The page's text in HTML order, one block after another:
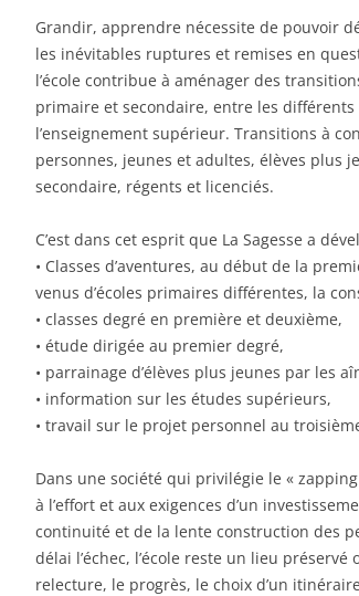
Grandir, apprendre nécessite de pouvoir
les inévitables ruptures et remises en
l’école contribue à aménager des
primaire et secondaire, entre les
l’enseignement supérieur. Transitions à
personnes, jeunes et adultes, élèves plus
secondaire, régents et licenciés.
C’est dans cet esprit que La Sagesse a
• Classes d’aventures, au début de la
venus d’écoles primaires différentes, la
• classes degré en première et deuxième,
• étude dirigée au premier degré,
• parrainage d’élèves plus jeunes par les
• information sur les études supérieurs,
• travail sur le projet personnel au
Dans une société qui privilégie le «
à l’effort et aux exigences d’un
continuité et de la lente construction des
délai l’échec, l’école reste un lieu préservé
relecture, le progrès, le choix d’un